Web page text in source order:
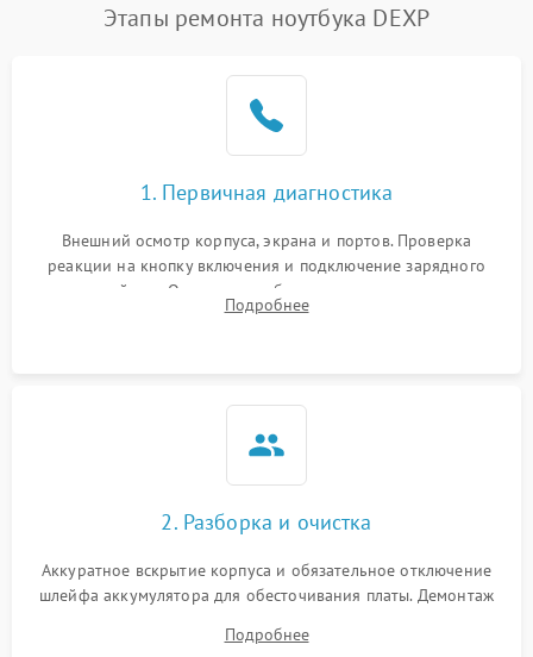
Этапы ремонта ноутбука DEXP
1. Первичная диагностика
Внешний осмотр корпуса, экрана и портов. Проверка
реакции на кнопку включения и подключение зарядного
устройства. Оценка потребления тока с помощью
лабораторного блока питания для локализации проблемы.
Подробнее
2. Разборка и очистка
Аккуратное вскрытие корпуса и обязательное отключение
шлейфа аккумулятора для обесточивания платы. Демонтаж
высохшей термопасты с кристаллов чипов.
Подробнее